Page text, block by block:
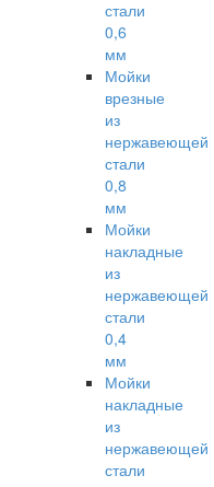
стали
0,6
мм
Мойки
врезные
из
нержавеющей
стали
0,8
мм
Мойки
накладные
из
нержавеющей
стали
0,4
мм
Мойки
накладные
из
нержавеющей
стали